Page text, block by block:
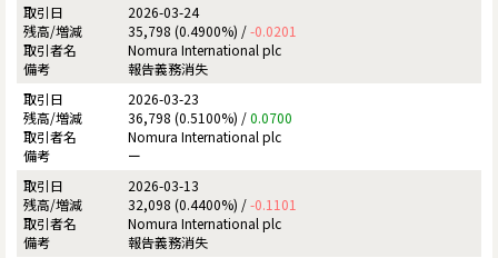
2026-03-24
35,798 (0.4900%) /-0.0201
Nomura International plc
報告義務消失
2026-03-23
36,798 (0.5100%) /0.0700
Nomura International plc
ー
2026-03-13
32,098 (0.4400%) /-0.1101
Nomura International plc
報告義務消失